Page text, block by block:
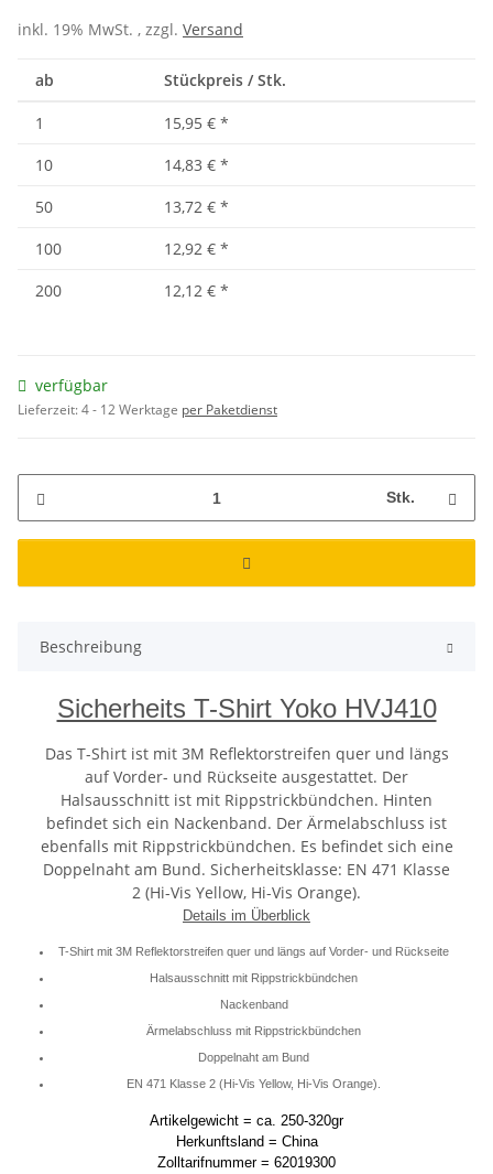
inkl. 19% MwSt. , zzgl. Versand
ab Stückpreis / Stk.
1 15,95 € *
10
14,83 € *
50
13,72 € *
100
12,92 € *
200
12,12 € *
verfügbar
Lieferzeit:4 - 12 Werktage per Paketdienst
Stk.
Beschreibung
Sicherheits T-Shirt Yoko HVJ410
Das T-Shirt ist mit 3M Reflektorstreifen quer und längs
auf Vorder- und Rückseite ausgestattet. Der
Halsausschnitt ist mit Rippstrickbündchen. Hinten
befindet sich ein Nackenband. Der Ärmelabschluss ist
ebenfalls mit Rippstrickbündchen. Es befindet sich eine
Doppelnaht am Bund. Sicherheitsklasse: EN 471 Klasse
2 (Hi-Vis Yellow, Hi-Vis Orange).
Details im Überblick
T-Shirt mit 3M Reflektorstreifen quer und längs auf Vorder- und Rückseite
Halsausschnitt mit Rippstrickbündchen
Nackenband
Ärmelabschluss mit Rippstrickbündchen
Doppelnaht am Bund
EN 471 Klasse 2 (Hi-Vis Yellow, Hi-Vis Orange).
Artikelgewicht = ca. 250-320gr
Herkunftsland = China
Zolltarifnummer = 62019300